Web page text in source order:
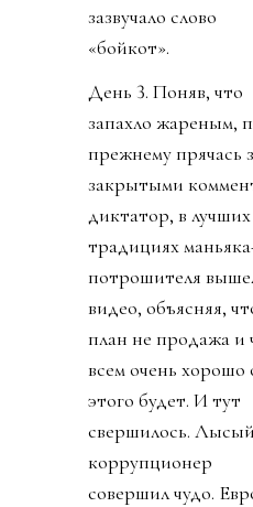
зазвучало слово
«бойкот».
День 3. Поняв, что
запахло жареным,
прежнему прячась
закрытыми
диктатор, в лучших
традициях
потрошителя
видео, объясняя,
план не продажа и
всем очень хорошо
этого будет. И тут
свершилось. Лысый
коррупционер
совершил чудо.